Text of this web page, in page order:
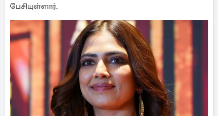
பேசியுள்ளார்.